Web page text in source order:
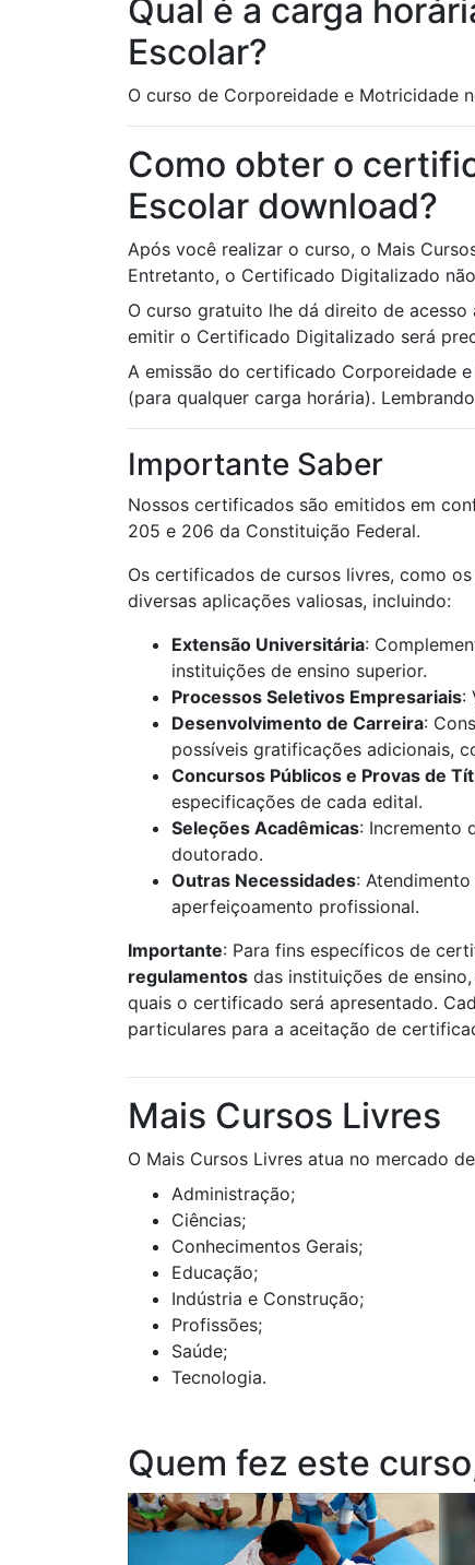
Qual é a carga
Escolar?
O curso de Corporeidade e Motricidade
Como obter o
Escolar download?
Após você realizar o curso, o Mais
Entretanto, o Certificado Digitalizado
O curso gratuito lhe dá direito de
emitir o Certificado Digitalizado será
A emissão do certificado Corporeidade
(para qualquer carga horária).
Importante Saber
Nossos certificados são emitidos em
205 e 206 da Constituição Federal.
Os certificados de cursos livres, como
diversas aplicações valiosas, incluindo:
Extensão Universitária:
instituições de ensino superior.
Processos Seletivos Empresariais:
Desenvolvimento de Carreira:
possíveis gratificações adicionais,
Concursos Públicos e Provas de
especificações de cada edital.
Seleções Acadêmicas: Incremento
doutorado.
Outras Necessidades:
aperfeiçoamento profissional.
Importante: Para fins específicos de
regulamentos das instituições de
quais o certificado será apresentado.
particulares para a aceitação de
Mais Cursos Livres
O Mais Cursos Livres atua no mercado
Administração;
Ciências;
Conhecimentos Gerais;
Educação;
Indústria e Construção;
Profissões;
Saúde;
Tecnologia.
Quem fez este